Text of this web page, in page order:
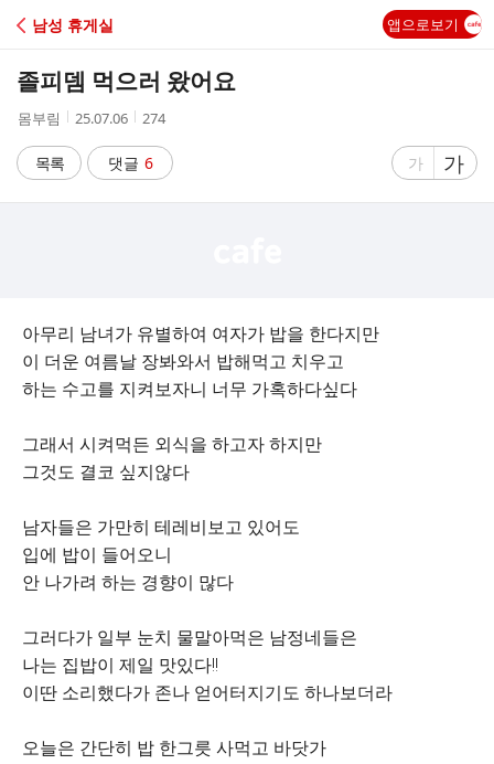
C
A
남성 휴게실 앱으로보기
졸피뎀 먹으러 왔어요
작
자
몸부림
작
시
간
25.07.06
조
수
274
목록 댓글 6
글
가
글
자
가
아무리 남녀가 유별하여 여자가 밥을 한다지만
이 더운 여름날 장봐와서 밥해먹고 치우고
하는 수고를 지켜보자니 너무 가혹하다싶다
그래서 시켜먹든 외식을 하고자 하지만
그것도 결코 싶지않다
남자들은 가만히 테레비보고 있어도
입에 밥이 들어오니
안 나가려 하는 경향이 많다
그러다가 일부 눈치 물말아먹은 남정네들은
나는 집밥이 제일 맛있다!!
이딴 소리했다가 존나 얻어터지기도 하나보더라
오늘은 간단히 밥 한그릇 사먹고 바닷가